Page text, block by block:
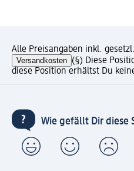
Alle Preisangaben inkl.
Versandkosten (§) Diese
diese Position erhältst Du
Wie gefällt Dir diese